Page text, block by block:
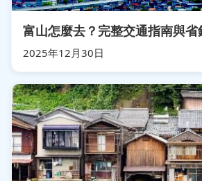
富山怎麼去？完整交通指南與
2025年12月30日